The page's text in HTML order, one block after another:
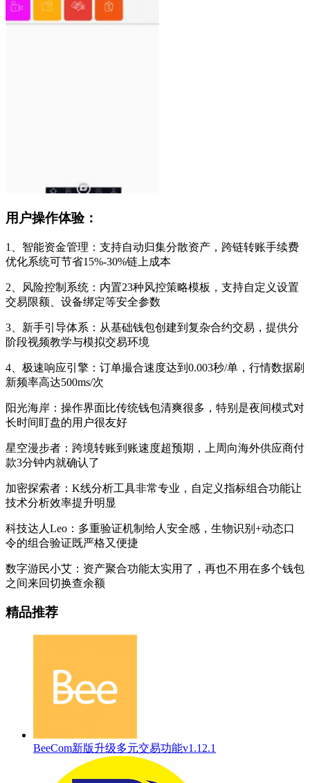
用户操作体验：
1、智能资金管理：支持自动归集分散资产，跨链转账手续费
优化系统可节省15%-30%链上成本
2、风险控制系统：内置23种风控策略模板，支持自定义设置
交易限额、设备绑定等安全参数
3、新手引导体系：从基础钱包创建到复杂合约交易，提供分
阶段视频教学与模拟交易环境
4、极速响应引擎：订单撮合速度达到0.003秒/单，行情数据刷
新频率高达500ms/次
阳光海岸：操作界面比传统钱包清爽很多，特别是夜间模式对
长时间盯盘的用户很友好
星空漫步者：跨境转账到账速度超预期，上周向海外供应商付
款3分钟内就确认了
加密探索者：K线分析工具非常专业，自定义指标组合功能让
技术分析效率提升明显
科技达人Leo：多重验证机制给人安全感，生物识别+动态口
令的组合验证既严格又便捷
数字游民小艾：资产聚合功能太实用了，再也不用在多个钱包
之间来回切换查余额
精品推荐
BeeCom新版升级多元交易功能v1.12.1